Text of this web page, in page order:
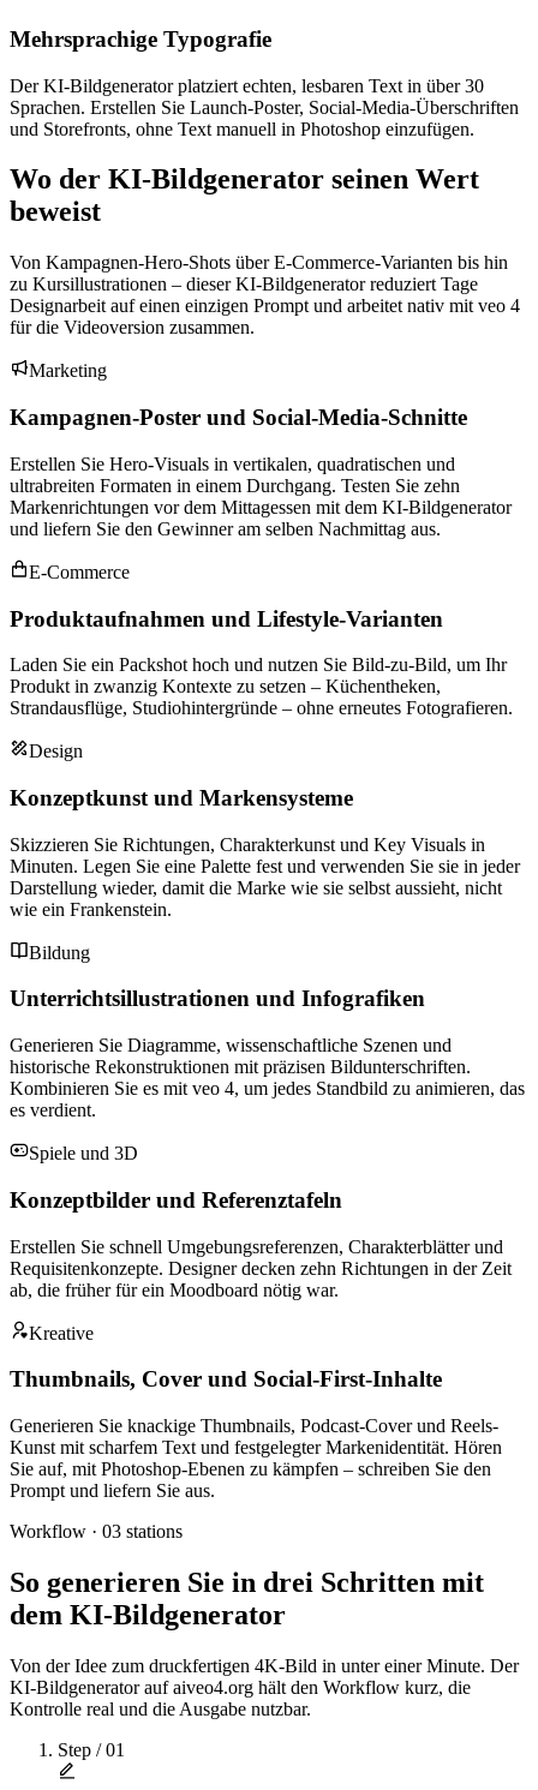
Mehrsprachige Typografie
Der KI-Bildgenerator platziert echten, lesbaren Text in über 30
Sprachen. Erstellen Sie Launch-Poster, Social-Media-Überschriften
und Storefronts, ohne Text manuell in Photoshop einzufügen.
Wo der KI-Bildgenerator seinen Wert
beweist
Von Kampagnen-Hero-Shots über E-Commerce-Varianten bis hin
zu Kursillustrationen – dieser KI-Bildgenerator reduziert Tage
Designarbeit auf einen einzigen Prompt und arbeitet nativ mit veo 4
für die Videoversion zusammen.
Marketing
Kampagnen-Poster und Social-Media-Schnitte
Erstellen Sie Hero-Visuals in vertikalen, quadratischen und
ultrabreiten Formaten in einem Durchgang. Testen Sie zehn
Markenrichtungen vor dem Mittagessen mit dem KI-Bildgenerator
und liefern Sie den Gewinner am selben Nachmittag aus.
E-Commerce
Produktaufnahmen und Lifestyle-Varianten
Laden Sie ein Packshot hoch und nutzen Sie Bild-zu-Bild, um Ihr
Produkt in zwanzig Kontexte zu setzen – Küchentheken,
Strandausflüge, Studiohintergründe – ohne erneutes Fotografieren.
Design
Konzeptkunst und Markensysteme
Skizzieren Sie Richtungen, Charakterkunst und Key Visuals in
Minuten. Legen Sie eine Palette fest und verwenden Sie sie in jeder
Darstellung wieder, damit die Marke wie sie selbst aussieht, nicht
wie ein Frankenstein.
Bildung
Unterrichtsillustrationen und Infografiken
Generieren Sie Diagramme, wissenschaftliche Szenen und
historische Rekonstruktionen mit präzisen Bildunterschriften.
Kombinieren Sie es mit veo 4, um jedes Standbild zu animieren, das
es verdient.
Spiele und 3D
Konzeptbilder und Referenztafeln
Erstellen Sie schnell Umgebungsreferenzen, Charakterblätter und
Requisitenkonzepte. Designer decken zehn Richtungen in der Zeit
ab, die früher für ein Moodboard nötig war.
Kreative
Thumbnails, Cover und Social-First-Inhalte
Generieren Sie knackige Thumbnails, Podcast-Cover und Reels-
Kunst mit scharfem Text und festgelegter Markenidentität. Hören
Sie auf, mit Photoshop-Ebenen zu kämpfen – schreiben Sie den
Prompt und liefern Sie aus.
Workflow · 03 stations
So generieren Sie in drei Schritten mit
dem KI-Bildgenerator
Von der Idee zum druckfertigen 4K-Bild in unter einer Minute. Der
KI-Bildgenerator auf aiveo4.org hält den Workflow kurz, die
Kontrolle real und die Ausgabe nutzbar.
Step /01